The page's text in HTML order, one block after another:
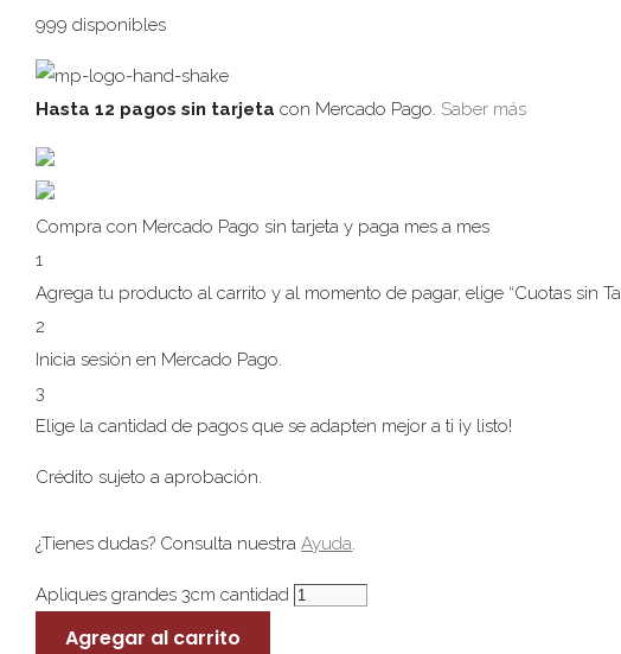
999 disponibles
Hasta 12 pagos sin tarjeta con Mercado Pago. Saber más
Compra con Mercado Pago sin tarjeta y paga mes a mes
1
Agrega tu producto al carrito y al momento de pagar, elige “Cuotas sin
2
Inicia sesión en Mercado Pago.
3
Elige la cantidad de pagos que se adapten mejor a ti ¡y listo!
Crédito sujeto a aprobación.
¿Tienes dudas? Consulta nuestraAyuda.
Apliques grandes 3cm cantidad
Agregar al carrito